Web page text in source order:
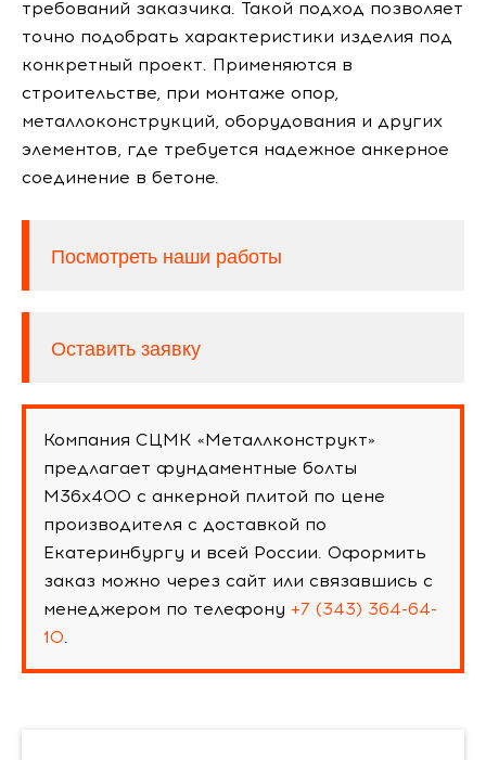
требований заказчика. Такой подход позволяет
точно подобрать характеристики изделия под
конкретный проект. Применяются в
строительстве, при монтаже опор,
металлоконструкций, оборудования и других
элементов, где требуется надежное анкерное
соединение в бетоне.
Посмотреть наши работы
Оставить заявку
Компания СЦМК «Металлконструкт»
предлагает фундаментные болты
М36х400 с анкерной плитой по цене
производителя с доставкой по
Екатеринбургу и всей России. Оформить
заказ можно через сайт или связавшись с
менеджером по телефону +7 (343) 364-64-
10.